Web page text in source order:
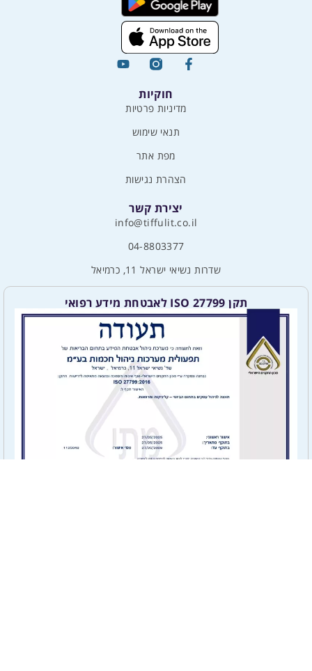
חוקיות
מדיניות פרטיות
תנאי שימוש
מפת אתר
הצהרת נגישות
יצירת קשר
info@tiffulit.co.il
04-8803377
שדרות נשיאי ישראל 11, כרמיאל
תקן ISO 27799 לאבטחת מידע רפואי